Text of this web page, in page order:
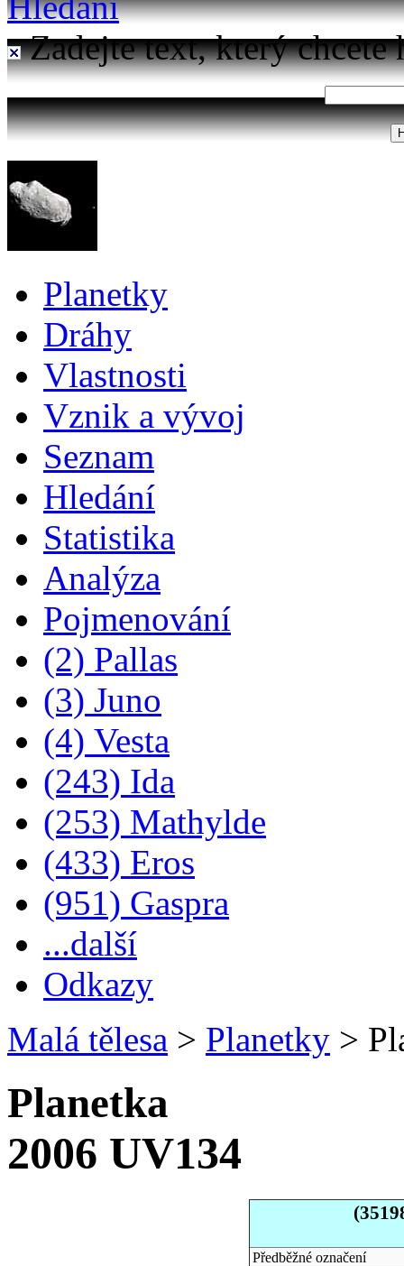
Zadejte text, který chcete
Planetky
Dráhy
Vlastnosti
Vznik a vývoj
Seznam
Hledání
Statistika
Analýza
Pojmenování
(2) Pallas
(3) Juno
(4) Vesta
(243) Ida
(253) Mathylde
(433) Eros
(951) Gaspra
...další
Odkazy
Malá tělesa > Planetky >
Planetka
2006 UV134
Předběžné označení